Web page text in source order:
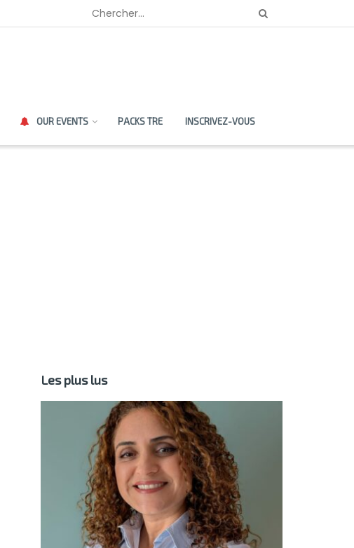
OUR EVENTS PACKS TRE INSCRIVEZ-VOUS
Les plus lus